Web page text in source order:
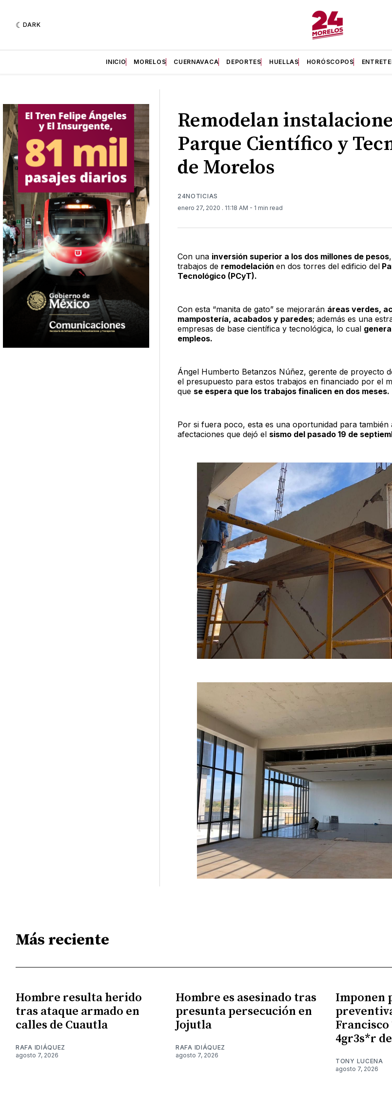
DARK
INICIO MORELOS CUERNAVACA DEPORTES HUELLAS HORÓSCOPOS
Remodelan
Parque Científico y
de Morelos
24NOTICIAS
enero 27, 2020 . 11:18 AM - 1 min read
Con una inversión superior a los dos millones de pesos
trabajos de remodelación en dos torres del edificio del
Tecnológico (PCyT).
Con esta “manita de gato” se mejorarán áreas verdes,
mampostería, acabados y paredes; además es una
empresas de base científica y tecnológica, lo cual
empleos.
Ángel Humberto Betanzos Núñez, gerente de proyecto
el presupuesto para estos trabajos en financiado por el
que se espera que los trabajos finalicen en dos meses.
Por si fuera poco, esta es una oportunidad para también
afectaciones que dejó el sismo del pasado 19 de
Más reciente
Hombre resulta herido
tras ataque armado en
calles de Cuautla
RAFA IDIÁQUEZ
agosto 7, 2026
Hombre es asesinado tras
presunta persecución en
Jojutla
RAFA IDIÁQUEZ
agosto 7, 2026
Imponen
Francisco
4gr3s*r
TONY LUCENA
agosto 7, 2026